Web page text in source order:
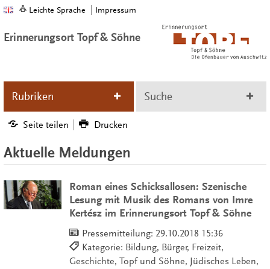
Leichte Sprache Impressum
Erinnerungsort Topf & Söhne
Rubriken Suche
Seite teilen Drucken
Aktuelle Meldungen
Roman eines Schicksallosen: Szenische
Lesung mit Musik des Romans von Imre
Kertész im Erinnerungsort Topf & Söhne
Pressemitteilung: 29.10.2018 15:36
Kategorie: Bildung, Bürger, Freizeit,
Geschichte, Topf und Söhne, Jüdisches Leben,